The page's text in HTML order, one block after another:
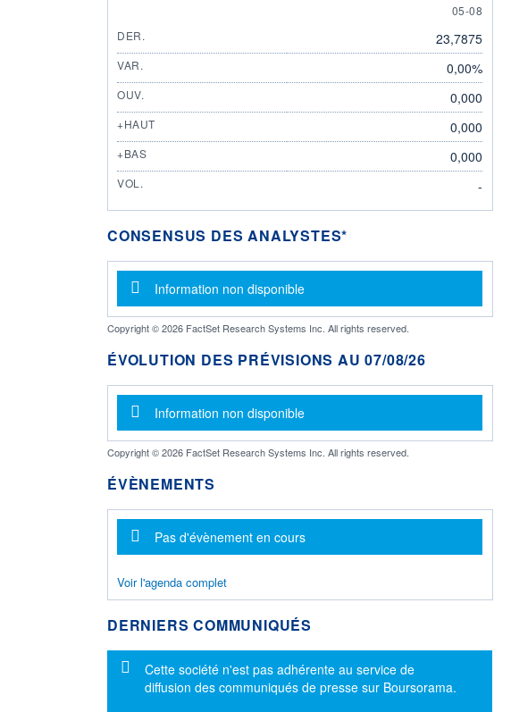
5 AUGUST
05-08
DER.
23,7875
VAR. 0,00%
OUV. 0,000
+HAUT 0,000
+BAS 0,000
VOL. -
CONSENSUS DES ANALYSTES*
Message d'information
Information non disponible
Copyright © 2026 FactSet Research Systems Inc. All rights reserved.
ÉVOLUTION DES PRÉVISIONS AU 07/08/26
Message d'information
Information non disponible
Copyright © 2026 FactSet Research Systems Inc. All rights reserved.
ÉVÈNEMENTS
Message d'information
Pas d'évènement en cours
Voir l'agenda complet
DERNIERS COMMUNIQUÉS
Message d'information
Cette société n'est pas adhérente au service de
diffusion des communiqués de presse sur Boursorama.